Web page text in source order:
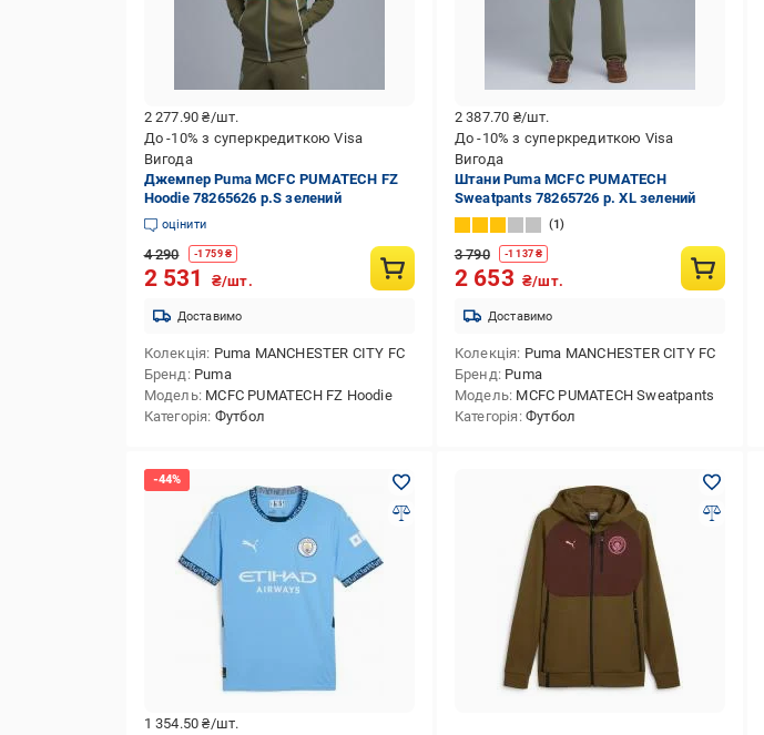
2 277.90₴/шт.
До -10% з суперкредиткою Visa
Вигода
Джемпер Puma MCFC PUMATECH FZ
Hoodie 78265626 р.S зелений
оцінити
4 290 -1 759₴
2 531 ₴/шт.
Доставимо
Колекція Puma MANCHESTER CITY FC
Бренд Puma
Модель MCFC PUMATECH FZ Hoodie
Категорія Футбол
2 387.70 ₴/шт.
До -10% з суперкредиткою Visa
Вигода
Штани Puma MCFC PUMATECH
Sweatpants 78265726 р. XL зелений
1
3 790 -1 137₴
2 653 ₴/шт.
Доставимо
Колекція Puma MANCHESTER CITY FC
Бренд Puma
Модель MCFC PUMATECH Sweatpants
Категорія Футбол
1 354.50₴/шт.